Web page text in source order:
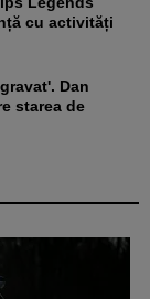
cu activități
starea de